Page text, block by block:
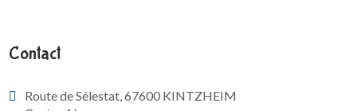
Contact
Route de Sélestat, 67600 KINTZHEIM